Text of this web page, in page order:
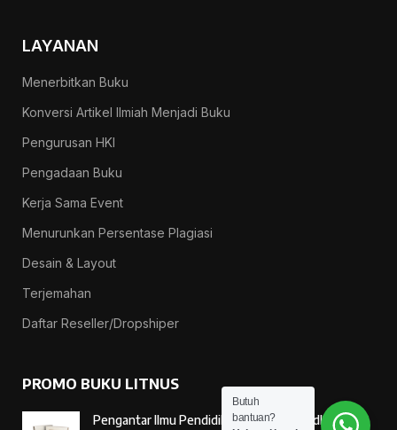
LAYANAN
Menerbitkan Buku
Konversi Artikel Ilmiah Menjadi Buku
Pengurusan HKI
Pengadaan Buku
Kerja Sama Event
Menurunkan Persentase Plagiasi
Desain & Layout
Terjemahan
Daftar Reseller/Dropshiper
PROMO BUKU LITNUS
Pengantar Ilmu Pendidikan — Suprapno dkk
Butuh
bantuan?